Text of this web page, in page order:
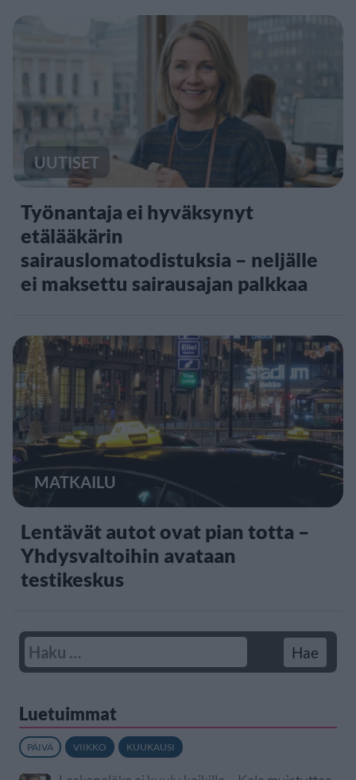
UUTISET
Työnantaja ei hyväksynyt
etälääkärin
sairauslomatodistuksia – neljälle
ei maksettu sairausajan palkkaa
MATKAILU
Lentävät autot ovat pian totta –
Yhdysvaltoihin avataan
testikeskus
Luetuimmat
PÄIVÄ VIIKKO KUUKAUSI